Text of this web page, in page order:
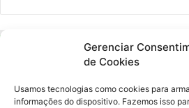
Gerenciar
de Cookies
Usamos tecnologias como cookies para
informações do dispositivo. Fazemos isso